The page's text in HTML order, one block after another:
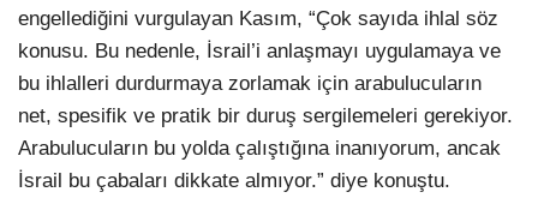
engellediğini vurgulayan Kasım, “Çok sayıda ihlal söz
konusu. Bu nedenle, İsrail’i anlaşmayı uygulamaya ve
bu ihlalleri durdurmaya zorlamak için arabulucuların
net, spesifik ve pratik bir duruş sergilemeleri gerekiyor.
Arabulucuların bu yolda çalıştığına inanıyorum, ancak
İsrail bu çabaları dikkate almıyor.” diye konuştu.